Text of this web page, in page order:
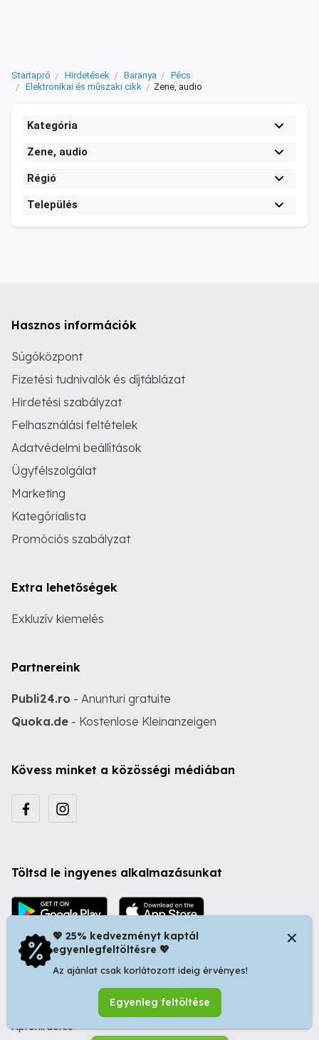
Startapró Hirdetések Baranya
Pécs
Elektronikai és műszaki cikk
Zene, audio
Kategória
Zene, audio
Régió
Település
Hasznos információk
Súgóközpont
Fizetési tudnivalók és díjtáblázat
Hirdetési szabályzat
Felhasználási feltételek
Adatvédelmi beállítások
Ügyfélszolgálat
Marketing
Kategórialista
Promóciós szabályzat
Extra lehetőségek
Exkluzív kiemelés
Partnereink
Publi24.ro - Anunturi gratuite
Quoka.de - Kostenlose Kleinanzeigen
Kövess minket a közösségi médiában
Töltsd le ingyenes alkalmazásunkat
© 2026 Startapró S.R.L. | Bulevardul Dacia nr 34, Oradea
410346, Romania | Tax ID: RO44483373 -
Ingyenes
Apróhirdetés
💖 25% kedvezményt kaptál
egyenlegfeltöltésre 💖
Az ajánlat csak korlátozott ideig érvényes!
Egyenleg feltöltése